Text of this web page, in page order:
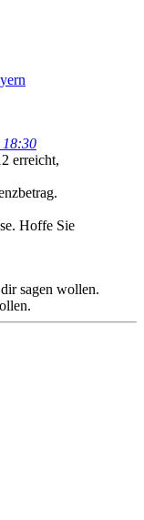
18:30
erreicht,
Hoffe Sie
sagen wollen.